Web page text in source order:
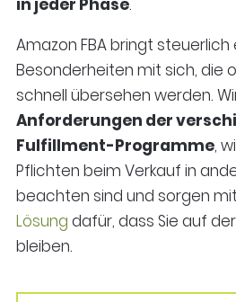
in jeder Phase.
Amazon FBA bringt steuerlich
Besonderheiten mit sich, die
schnell übersehen werden.
Anforderungen der
Fulfillment-Programme,
Pflichten beim Verkauf in
beachten sind und sorgen
Lösung dafür, dass Sie auf
bleiben.